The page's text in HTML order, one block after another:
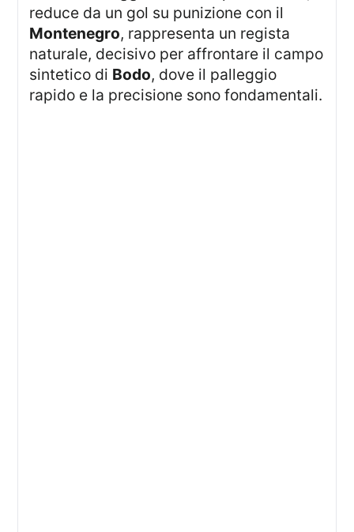
reduce da un gol su punizione con il
Montenegro, rappresenta un regista
naturale, decisivo per affrontare il campo
sintetico di Bodo, dove il palleggio
rapido e la precisione sono fondamentali.